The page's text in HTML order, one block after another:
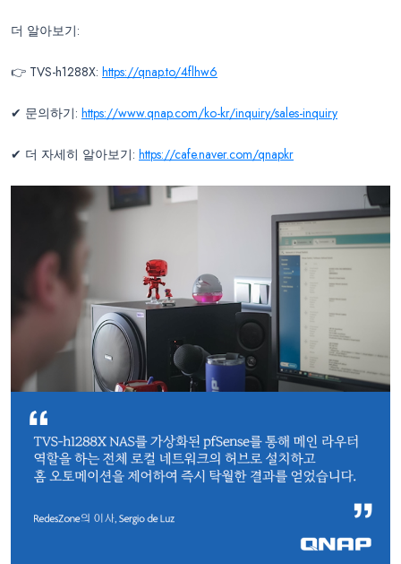
더 알아보기:
👉 TVS-h1288X: https://qnap.to/4flhw6
✔ 문의하기: https://www.qnap.com/ko-kr/inquiry/sales-inquiry
✔ 더 자세히 알아보기: https://cafe.naver.com/qnapkr